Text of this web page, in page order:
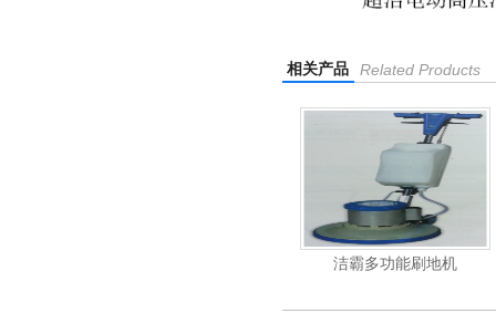
相关产品 Related Products
洁霸多功能刷地机